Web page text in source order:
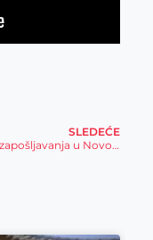
SLEDEĆE
Sajam zapošljavanja u Novom Bečeju – 28. maja